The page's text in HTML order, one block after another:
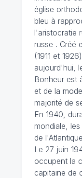
église
bleu à
l'aristocratie
russe . Créé
(1911 et
aujourd'hui,
Bonheur est
et de la
majorité de
En 1940,
mondiale,
de
Le 27 juin
occupent la
capitaine de